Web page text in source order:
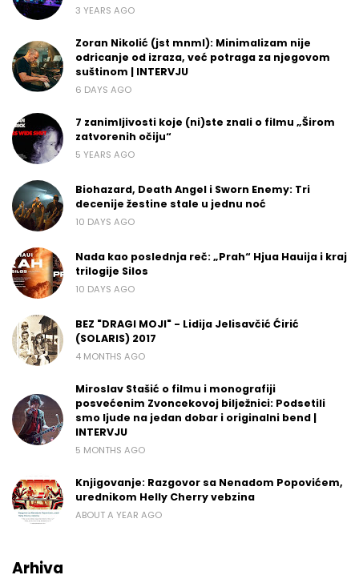
3 YEARS AGO
Zoran Nikolić (jst mnml): Minimalizam nije
odricanje od izraza, već potraga za njegovom
suštinom | INTERVJU
6 DAYS AGO
7 zanimljivosti koje (ni)ste znali o filmu „Širom
zatvorenih očiju“
5 YEARS AGO
Biohazard, Death Angel i Sworn Enemy: Tri
decenije žestine stale u jednu noć
10 DAYS AGO
Nada kao poslednja reč: „Prah“ Hjua Hauija i kraj
trilogije Silos
10 DAYS AGO
BEZ "DRAGI MOJI" - Lidija Jelisavčić Ćirić
(SOLARIS) 2017
4 MONTHS AGO
Miroslav Stašić o filmu i monografiji
posvećenim Zvoncekovoj bilježnici: Podsetili
smo ljude na jedan dobar i originalni bend |
INTERVJU
5 MONTHS AGO
Knjigovanje: Razgovor sa Nenadom Popovićem,
urednikom Helly Cherry vebzina
ABOUT A YEAR AGO
Arhiva